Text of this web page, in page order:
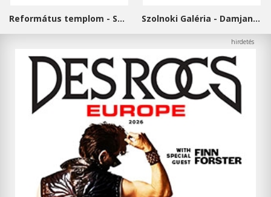
Református templom - Salgótarján Szolnoki Galéria - Damjanich János Múzeum